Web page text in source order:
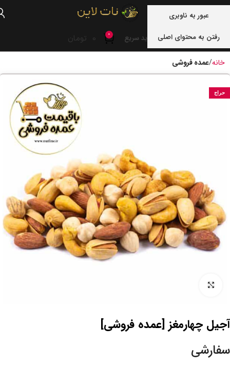
عبور به ناوبری
رفتن به محتوای اصلی
خرید سریع 0
0 تومان
خانه عمده فروشی
حراج
آجیل چهارمغز [عمده فروشی]
سفارشی